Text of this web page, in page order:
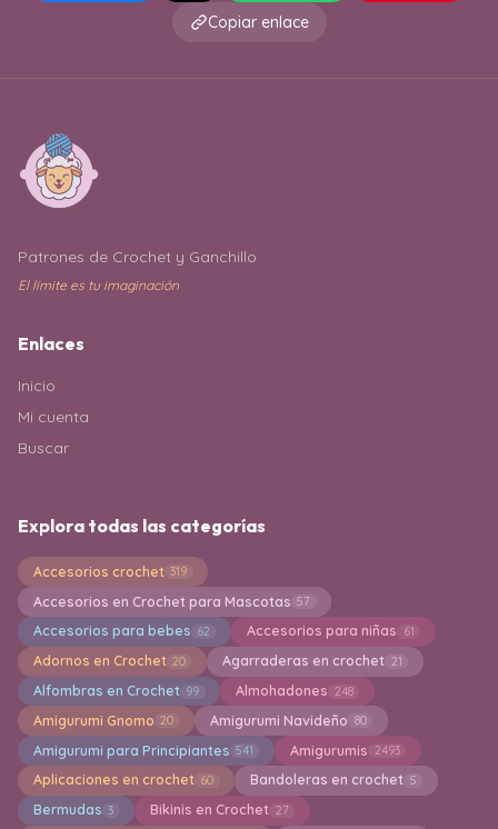
Copiar enlace
Patrones de Crochet y Ganchillo
El límite es tu imaginación
Enlaces
Inicio
Mi cuenta
Buscar
Explora todas las categorías
Accesorios crochet 319
Accesorios en Crochet para Mascotas 57
Accesorios para bebes 62 Accesorios para niñas 61
Adornos en Crochet 20 Agarraderas en crochet 21
Alfombras en Crochet 99 Almohadones 248
Amigurumi Gnomo 20 Amigurumi Navideño 80
Amigurumi para Principiantes 541 Amigurumis 2493
Aplicaciones en crochet 60 Bandoleras en crochet 5
Bermudas 3 Bikinis en Crochet 27